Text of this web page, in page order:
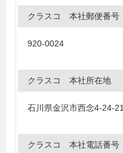
クラスコ 本社郵便番号
920-0024
クラスコ 本社所在地
石川県金沢市西念4-24-21
クラスコ 本社電話番号